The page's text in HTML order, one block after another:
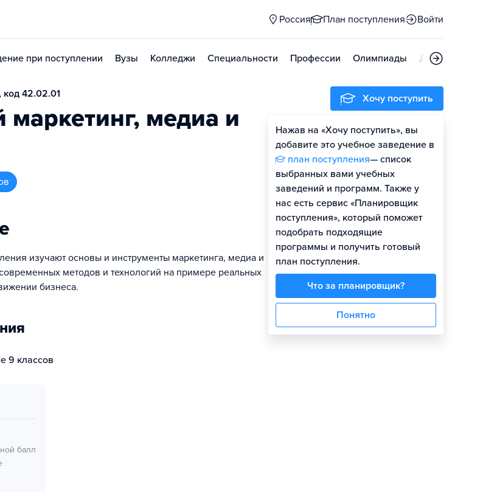
Россия План поступления Войти
при поступлении Вузы Колледжи Специальности Профессии Олимпиады Дни открытых
42.02.01
медиа и
изучают основы и инструменты маркетинга, медиа и
методов и технологий на примере реальных
бизнеса.
9 классов
балл
Хочу поступить
Нажав на «Хочу поступить», вы
добавите это учебное заведение в
план поступления— список
выбранных вами учебных
заведений и программ. Также у
нас есть сервис «Планировщик
поступления», который поможет
подобрать подходящие
программы и получить готовый
план поступления.
Что за планировщик?
Понятно